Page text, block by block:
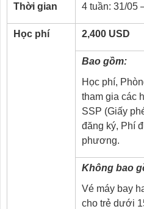
Thời gian 4 tuần: 31/05
Học phí 2,400 USD
Bao gồm:
Học phí,
tham gia các
SSP (Giấy
đăng ký, Phí
phương.
Không bao
Vé máy bay
cho trẻ dưới